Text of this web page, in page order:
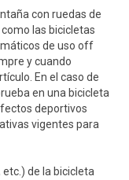
con ruedas de
las bicicletas
de uso off
y cuando
En el caso de
en una bicicleta
deportivos
vigentes para
de la bicicleta